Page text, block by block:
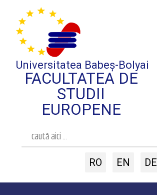
Universitatea Babeș-Bolyai
FACULTATEA DE
STUDII
EUROPENE
RO EN DE